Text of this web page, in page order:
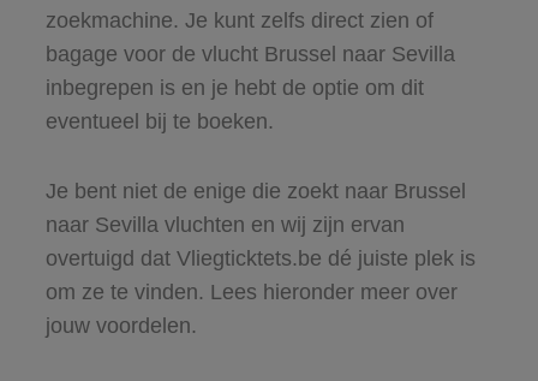
zoekmachine. Je kunt zelfs direct zien of
bagage voor de vlucht Brussel naar Sevilla
inbegrepen is en je hebt de optie om dit
eventueel bij te boeken.
Je bent niet de enige die zoekt naar Brussel
naar Sevilla vluchten en wij zijn ervan
overtuigd dat Vliegticktets.be dé juiste plek is
om ze te vinden. Lees hieronder meer over
jouw voordelen.